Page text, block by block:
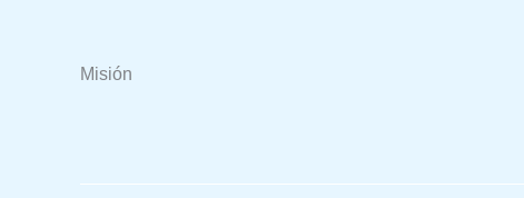
Misión